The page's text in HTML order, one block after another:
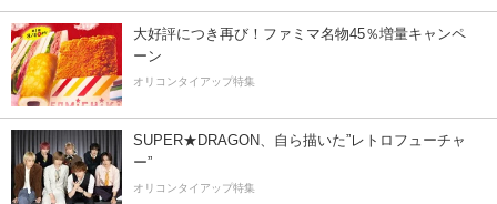
大好評につき再び！ファミマ名物45％増量キャンペ
ーン
オリコンタイアップ特集
SUPER★DRAGON、自ら描いた”レトロフューチャ
ー”
オリコンタイアップ特集